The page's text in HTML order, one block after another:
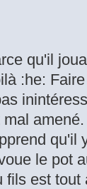
qu'il
:he:
qu'il
le pot
fils est